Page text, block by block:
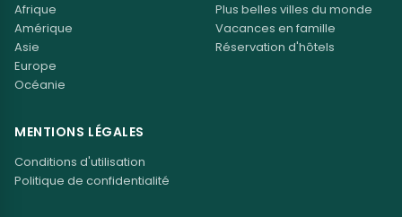
Afrique
Amérique
Asie
Europe
Océanie
Plus belles villes du monde
Vacances en famille
Réservation d'hôtels
MENTIONS LÉGALES
Conditions d'utilisation
Politique de confidentialité